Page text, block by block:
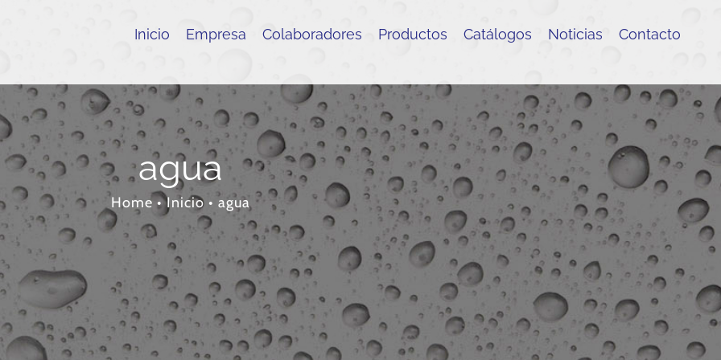
Inicio Empresa Colaboradores Productos Catálogos Noticias Contacto
agua
Home • Inicio • agua